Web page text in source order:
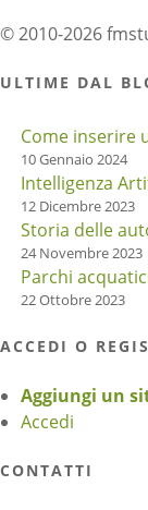
© 2010-2026
ULTIME DAL
Come inserire
10 Gennaio 2024
Intelligenza
12 Dicembre 2023
Storia delle
24 Novembre 2023
Parchi
22 Ottobre 2023
ACCEDI O
Aggiungi un
Accedi
CONTATTI